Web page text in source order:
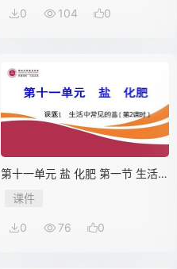
0 104 0
第十一单元 盐 化肥 第一节 生活中
的常见的盐（第2课时）
课件
0 76 0